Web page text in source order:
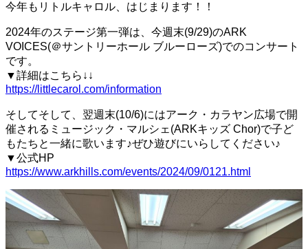
今年もリトルキャロル、はじまります！！
2024年のステージ第一弾は、今週末(9/29)のARK
VOICES(＠サントリーホール ブルーローズ)でのコンサート
です。
▼詳細はこちら↓↓
https://littlecarol.com/information
そしてそして、翌週末(10/6)にはアーク・カラヤン広場で開
催されるミュージック・マルシェ(ARKキッズ Chor)で子ど
もたちと一緒に歌います♪ぜひ遊びにいらしてください♪
▼公式HP
https://www.arkhills.com/events/2024/09/0121.html